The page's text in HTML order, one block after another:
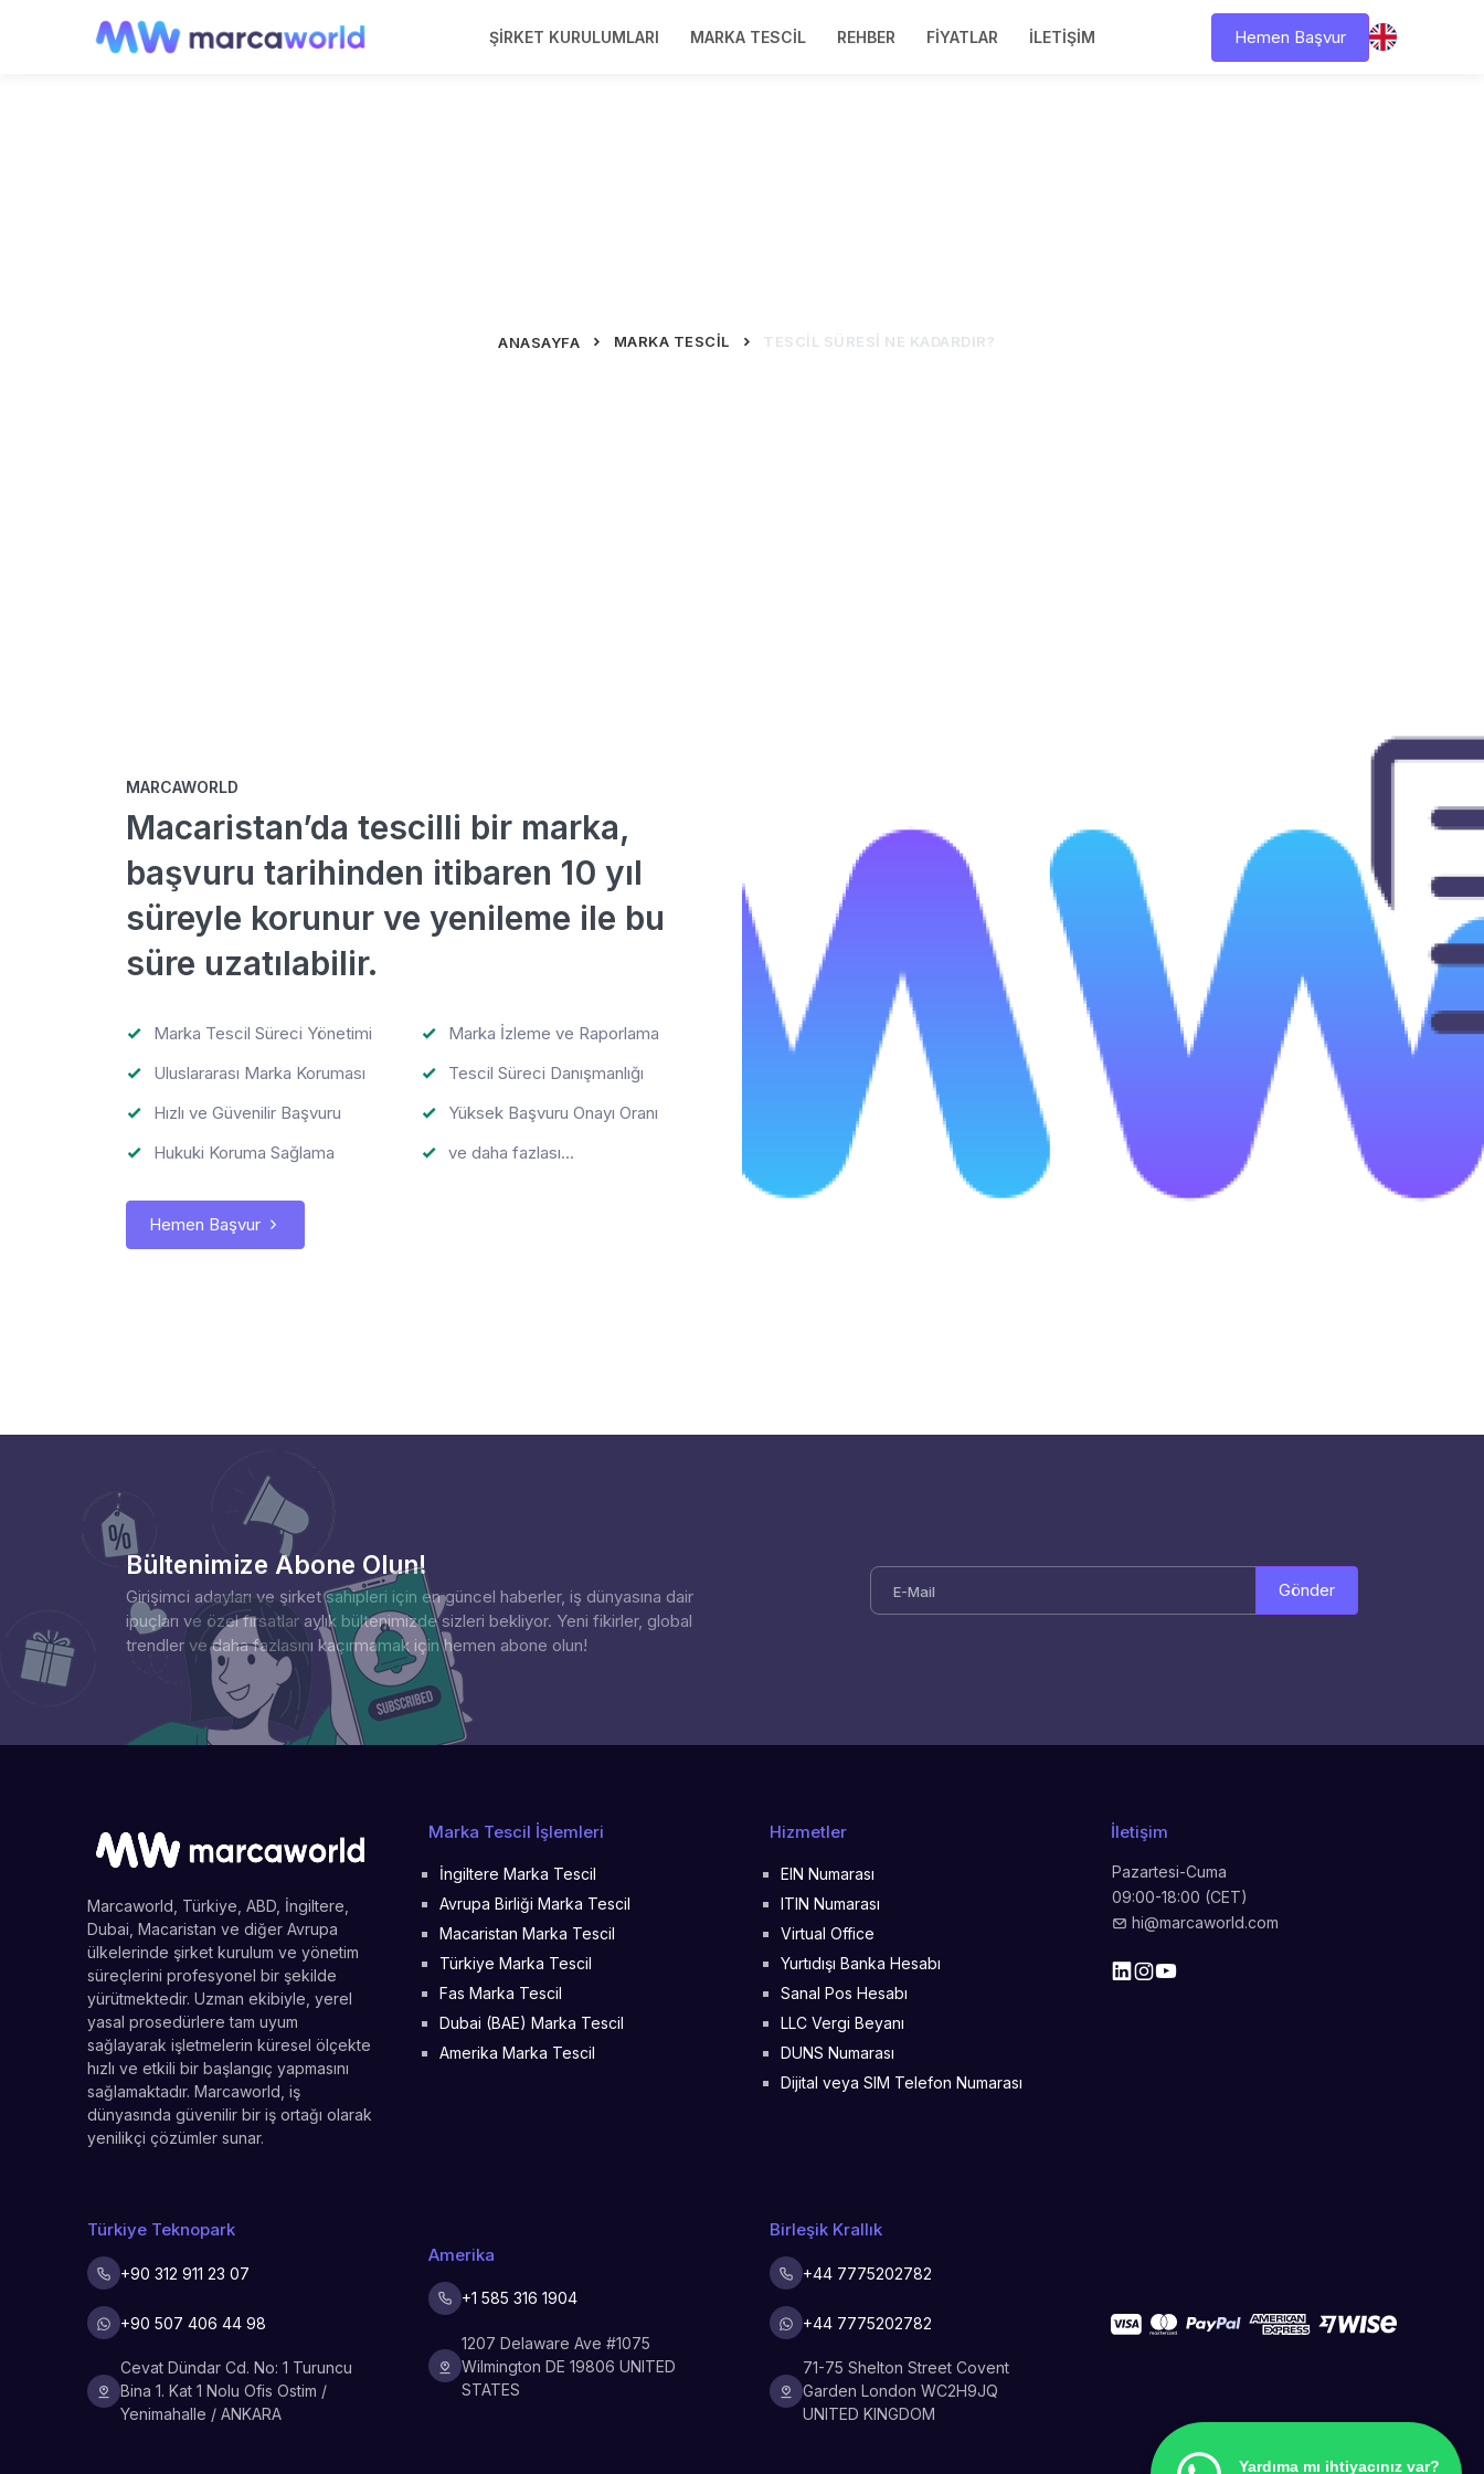
ŞIRKET KURULUMLARI MARKA TESCIL REHBER FIYATLAR İLETIŞIM Hemen Başvur
ANASAYFA MARKA TESCIL TESCIL SÜRESI NE KADARDIR?
MARCAWORLD
Macaristan’da tescilli bir marka,
başvuru tarihinden itibaren 10 yıl
süreyle korunur ve yenileme ile bu
süre uzatılabilir.
Marka Tescil Süreci Yönetimi
Uluslararası Marka Koruması
Hızlı ve Güvenilir Başvuru
Hukuki Koruma Sağlama
Marka İzleme ve Raporlama
Tescil Süreci Danışmanlığı
Yüksek Başvuru Onayı Oranı
ve daha fazlası...
Hemen Başvur
Bültenimize Abone Olun!
Girişimci adayları ve şirket sahipleri için en güncel haberler, iş dünyasına dair
ipuçları ve özel fırsatlar aylık bültenimizde sizleri bekliyor. Yeni fikirler, global
trendler ve daha fazlasını kaçırmamak için hemen abone olun!
Gönder
Marcaworld, Türkiye, ABD, İngiltere,
Dubai, Macaristan ve diğer Avrupa
ülkelerinde şirket kurulum ve yönetim
süreçlerini profesyonel bir şekilde
yürütmektedir. Uzman ekibiyle, yerel
yasal prosedürlere tam uyum
sağlayarak işletmelerin küresel ölçekte
hızlı ve etkili bir başlangıç yapmasını
sağlamaktadır. Marcaworld, iş
dünyasında güvenilir bir iş ortağı olarak
yenilikçi çözümler sunar.
Marka Tescil İşlemleri
İngiltere Marka Tescil
Avrupa Birliği Marka Tescil
Macaristan Marka Tescil
Türkiye Marka Tescil
Fas Marka Tescil
Dubai (BAE) Marka Tescil
Amerika Marka Tescil
Hizmetler
EIN Numarası
ITIN Numarası
Virtual Office
Yurtıdışı Banka Hesabı
Sanal Pos Hesabı
LLC Vergi Beyanı
DUNS Numarası
Dijital veya SIM Telefon Numarası
İletişim
Pazartesi-Cuma
09:00-18:00 (CET)
hi@marcaworld.com
Türkiye Teknopark
+90 312 911 23 07
+90 507 406 44 98
Cevat Dündar Cd. No: 1 Turuncu
Bina 1. Kat 1 Nolu Ofis Ostim /
Yenimahalle / ANKARA
Amerika
+1 585 316 1904
1207 Delaware Ave #1075
Wilmington DE 19806 UNITED
STATES
Birleşik Krallık
+44 7775202782
+44 7775202782
71-75 Shelton Street Covent
Garden London WC2H9JQ
UNITED KINGDOM
Yardıma mı ihtiyacınız var?